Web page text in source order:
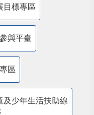
目標專區
與平臺
區
及少年生活扶助線